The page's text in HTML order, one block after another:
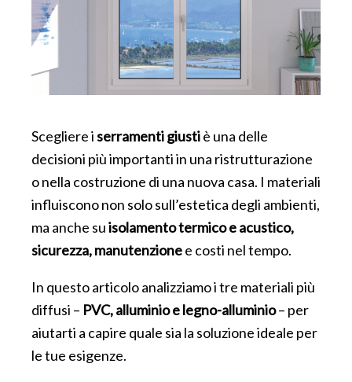
Scegliere iserramenti giustiè una delle
decisioni più importanti in una ristrutturazione
o nella costruzione di una nuova casa. I materiali
influiscono non solo sull’estetica degli ambienti,
ma anche suisolamento termico e acustico,
sicurezza, manutenzionee costi nel tempo.
In questo articolo analizziamo i tre materiali più
diffusi – PVC, alluminio e legno-alluminio– per
aiutarti a capire quale sia la soluzione ideale per
le tue esigenze.